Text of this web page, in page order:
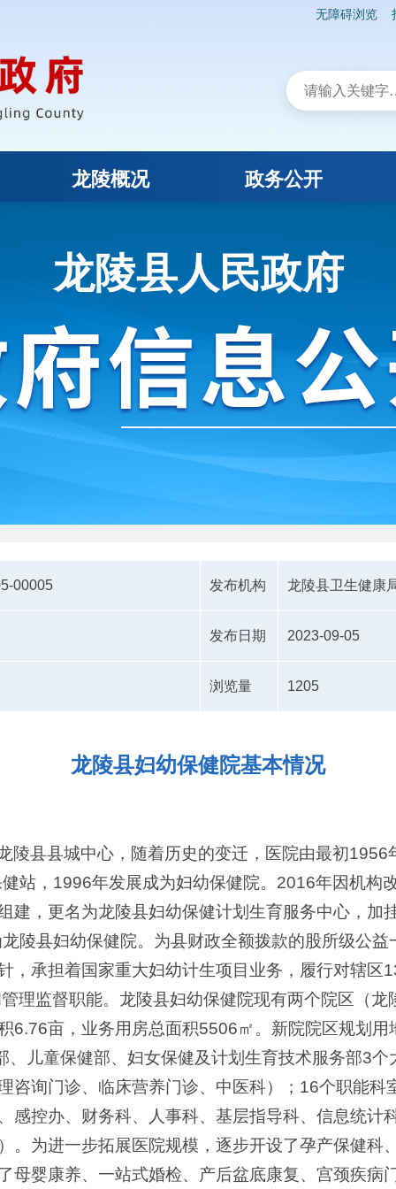
无障碍浏览
龙陵概况 政务公开
龙陵县人民政府
00005 发布机构 龙陵县卫生健康
发布日期 2023-09-05
浏览量 1205
龙陵县妇幼保健院基本情况
陵县县城中心，随着历史的变迁，医院由最初1956
站，1996年发展成为妇幼保健院。2016年因机构
建，更名为龙陵县妇幼保健计划生育服务中心，加
陵县妇幼保健院。为县财政全额拨款的股所级公
，承担着国家重大妇幼计生项目业务，履行对辖区
理监督职能。龙陵县妇幼保健院现有两个院区（
6.76亩，业务用房总面积5506㎡。新院院区规划
、儿童保健部、妇女保健及计划生育技术服务部3
咨询门诊、临床营养门诊、中医科）；16个职能科
感控办、财务科、人事科、基层指导科、信息统计
。为进一步拓展医院规模，逐步开设了孕产保健科
母婴康养、一站式婚检、产后盆底康复、宫颈疾病